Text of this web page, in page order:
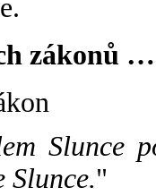
zákonů …
Slunce
Slunce."